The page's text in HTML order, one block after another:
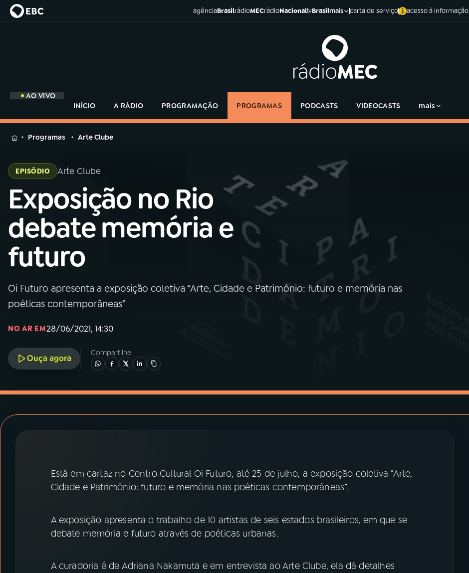
agênciaBrasilrádioMECrádioNacionaltvBrasilmais carta de serviço acesso à informação
AO VIVO
INÍCIO
A RÁDIO PROGRAMAÇÃO PROGRAMAS PODCASTS VIDEOCASTS mais
MENU
Buscar
na
Rádio
MEC
01 INÍCIO
02 A RÁDIO
04PROGRAMAS
06VIDEOCASTS
PRÊMIO RÁDIO MEC
ACOMPANHE A RÁDIO MEC
YouTube Facebook
Instagram X
na
Rádio
Programas Arte Clube
EPISÓDIO Arte Clube
Exposição no Rio
debate memória e
futuro
Oi Futuro apresenta a exposição coletiva “Arte, Cidade e Patrimônio: futuro e memória nas
poéticas contemporâneas”
NO AR EM28/06/2021, 14:30
Ouça agora
Compartilhe
Está em cartaz no Centro Cultural Oi Futuro, até 25 de julho, a exposição coletiva “Arte,
Cidade e Patrimônio: futuro e memória nas poéticas contemporâneas”.
A exposição apresenta o trabalho de 10 artistas de seis estados brasileiros, em que se
debate memória e futuro através de poéticas urbanas.
A curadoria é de Adriana Nakamuta e em entrevista ao Arte Clube, ela dá detalhes